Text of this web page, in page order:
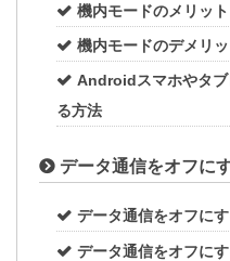
機内モードのメリット
機内モードのデメリッ
Androidスマホやタブ
る方法
データ通信をオフに
データ通信をオフに
データ通信をオフに